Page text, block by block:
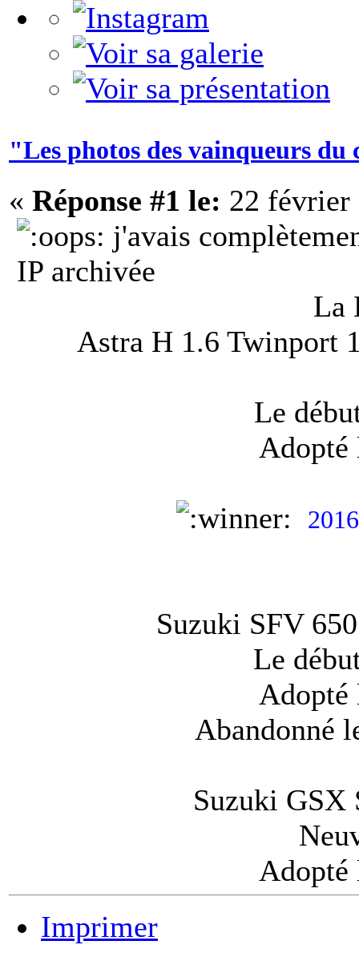
"Les photos des vainqueurs du
« Réponse #1 le: 22 février
j'avais
IP archivée
La
Astra H 1.6 Twinport
Le
Adopté
Suzuki SFV
Le
Adopté
Abandonné
Suzuki GSX
Adopté
Imprimer